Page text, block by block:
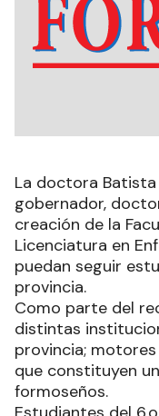
La doctora
gobernador,
creación de la
Licenciatura en
puedan seguir
provincia.
Como parte del
distintas
provincia;
que constituyen
formoseños.